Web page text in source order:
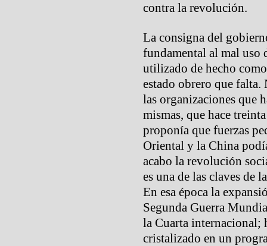
contra la revolución.
La consigna del
fundamental al mal uso
utilizado de hecho
estado obrero que
las organizaciones que
mismas, que hace
proponía que fuerzas
Oriental y la China
acabo la revolución
es una de las claves de
En esa época la
Segunda Guerra
la Cuarta internacional;
cristalizado en un